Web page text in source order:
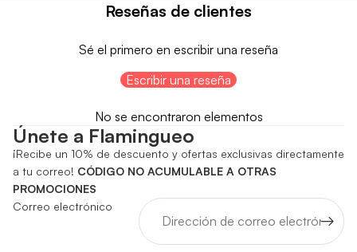
Reseñas de clientes
Sé el primero en escribir una reseña
Escribir una reseña
No se encontraron elementos
Únete a Flamingueo
¡Recibe un 10% de descuento y ofertas exclusivas directamente
a tu correo! CÓDIGO NO ACUMULABLE A OTRAS
PROMOCIONES
Correo electrónico